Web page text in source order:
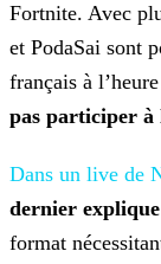
Fortnite. Avec
et PodaSai sont
français à
pas participer à
Dans un live de
dernier
format